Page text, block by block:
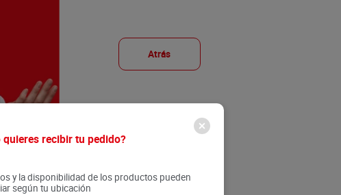
Atrás
quieres recibir tu pedido?
y la disponibilidad de los productos pueden
según tu ubicación